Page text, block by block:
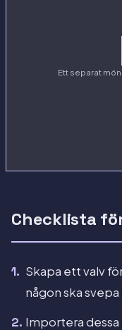
Ett separat
Checklista
Skapa ett valv
någon ska svepa
Importera